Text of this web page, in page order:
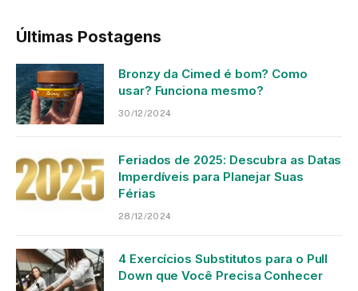
Últimas Postagens
Bronzy da Cimed é bom? Como
usar? Funciona mesmo?
30/12/2024
Feriados de 2025: Descubra as Datas
Imperdíveis para Planejar Suas
Férias
28/12/2024
4 Exercícios Substitutos para o Pull
Down que Você Precisa Conhecer